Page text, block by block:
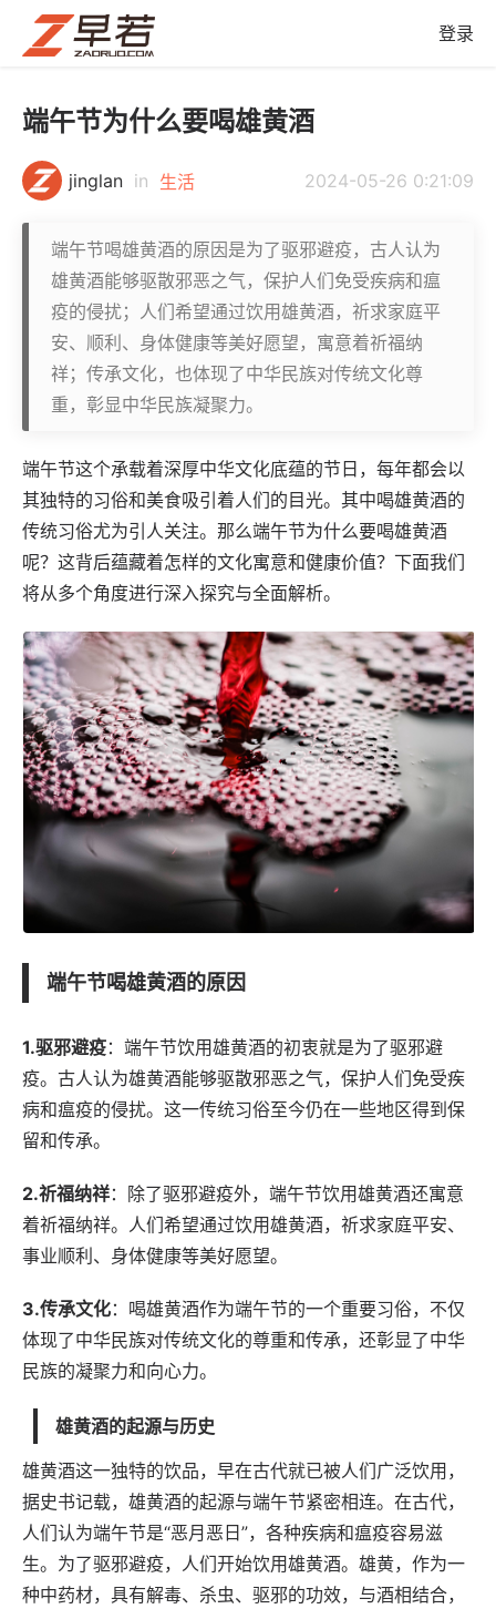
登录
端午节为什么要喝雄黄酒
jinglan in 生活 2024-05-26 0:21:09
端午节喝雄黄酒的原因是为了驱邪避疫，古人认为
雄黄酒能够驱散邪恶之气，保护人们免受疾病和瘟
疫的侵扰；人们希望通过饮用雄黄酒，祈求家庭平
安、顺利、身体健康等美好愿望，寓意着祈福纳
祥；传承文化，也体现了中华民族对传统文化尊
重，彰显中华民族凝聚力。
端午节这个承载着深厚中华文化底蕴的节日，每年都会以
其独特的习俗和美食吸引着人们的目光。其中喝雄黄酒的
传统习俗尤为引人关注。那么端午节为什么要喝雄黄酒
呢？这背后蕴藏着怎样的文化寓意和健康价值？下面我们
将从多个角度进行深入探究与全面解析。
端午节喝雄黄酒的原因
1.驱邪避疫：端午节饮用雄黄酒的初衷就是为了驱邪避
疫。古人认为雄黄酒能够驱散邪恶之气，保护人们免受疾
病和瘟疫的侵扰。这一传统习俗至今仍在一些地区得到保
留和传承。
2.祈福纳祥：除了驱邪避疫外，端午节饮用雄黄酒还寓意
着祈福纳祥。人们希望通过饮用雄黄酒，祈求家庭平安、
事业顺利、身体健康等美好愿望。
3.传承文化：喝雄黄酒作为端午节的一个重要习俗，不仅
体现了中华民族对传统文化的尊重和传承，还彰显了中华
民族的凝聚力和向心力。
雄黄酒的起源与历史
雄黄酒这一独特的饮品，早在古代就已被人们广泛饮用，
据史书记载，雄黄酒的起源与端午节紧密相连。在古代，
人们认为端午节是“恶月恶日”，各种疾病和瘟疫容易滋
生。为了驱邪避疫，人们开始饮用雄黄酒。雄黄，作为一
种中药材，具有解毒、杀虫、驱邪的功效，与酒相结合，